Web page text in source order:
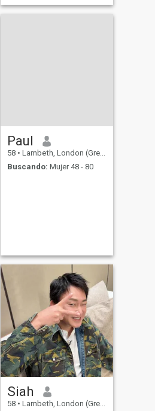
allí y trabajar los veranos en
esto no es lo suyo.
Paul
58 • Lambeth, London (Greater), Reino Unido
Buscando: Mujer 48 - 80
Siah
58 • Lambeth, London (Greater), Reino Unido